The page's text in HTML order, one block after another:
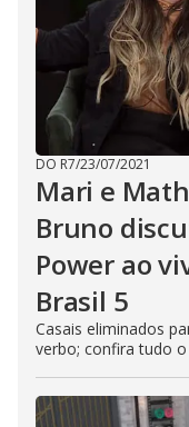
DO R7/23/07/2021
Mari e
Bruno
Power ao
Brasil 5
Casais eliminados
verbo; confira tudo